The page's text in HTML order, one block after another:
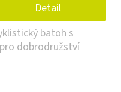
Detail
batoh s
dobrodružství